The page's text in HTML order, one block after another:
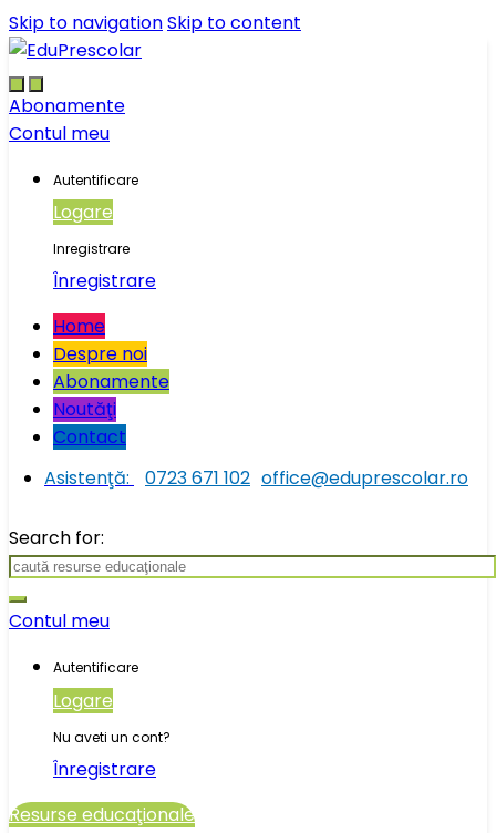
Skip to navigationSkip to content
Abonamente
Contul meu
Autentificare
Logare
Inregistrare
Înregistrare
Home
Despre noi
Abonamente
Noutăţi
Contact
Asistenţă:
0723 671 102 office@eduprescolar.ro
Search for:
Contul meu
Autentificare
Logare
Nu aveti un cont?
Înregistrare
Resurse educaţionale